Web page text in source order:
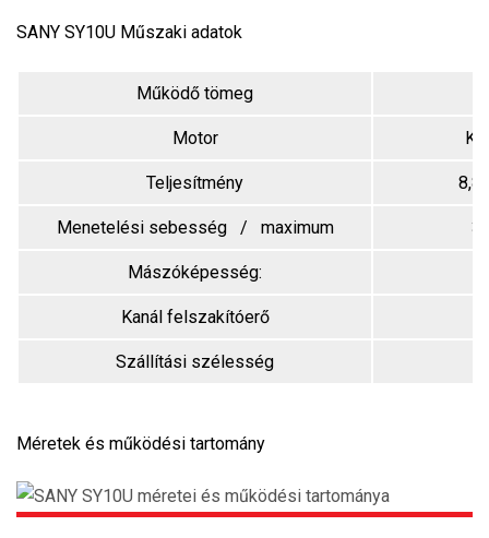
SANY SY10U Műszaki adatok
Működő tömeg
Motor
Teljesítmény
Menetelési sebesség / maximum
Mászóképesség:
Kanál felszakítóerő
Szállítási szélesség
Méretek és működési tartomány